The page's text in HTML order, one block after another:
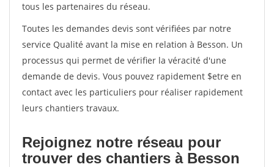
tous les partenaires du réseau.
Toutes les demandes devis sont vérifiées par notre
service Qualité avant la mise en relation à Besson. Un
processus qui permet de vérifier la véracité d'une
demande de devis. Vous pouvez rapidement $etre en
contact avec les particuliers pour réaliser rapidement
leurs chantiers travaux.
Rejoignez notre réseau pour
trouver des chantiers à Besson